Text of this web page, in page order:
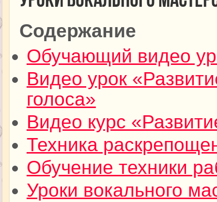
Содержание
Обучающий видео
Видео урок
голоса»
Видео курс
Техника
Обучение техники
Уроки вокального